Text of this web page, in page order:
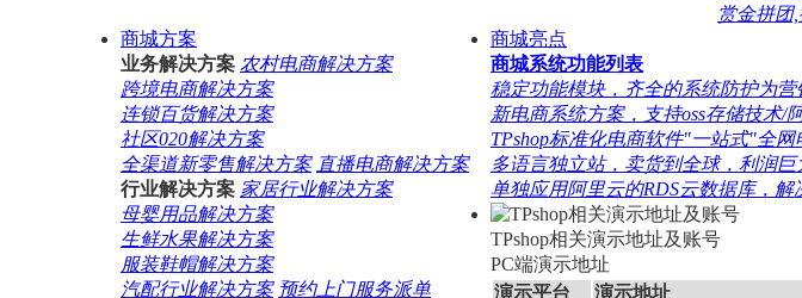
赏金拼团
商城方案
业务解决方案 农村电商解决方案
跨境电商解决方案
连锁百货解决方案
社区020解决方案
全渠道新零售解决方案 直播电商解决方案
行业解决方案 家居行业解决方案
母婴用品解决方案
生鲜水果解决方案
服装鞋帽解决方案
汽配行业解决方案 预约上门服务派单
商城亮点
商城系统功能列表
稳定功能模块，齐全的系统防护为营
新电商系统方案，支持oss存储技术/
TPshop标准化电商软件"一站式"全网
多语言独立站，卖货到全球，利润
单独应用阿里云的RDS云数据库，解
TPshop相关演示地址及账号
PC端演示地址
演示平台
演示地址